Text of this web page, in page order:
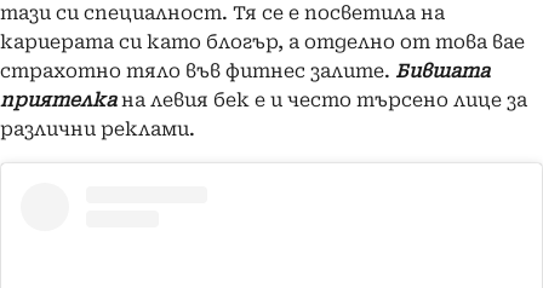
тази си специалност. Тя се е посветила на
кариерата си като блогър, а отделно от това вае
страхотно тяло във фитнес залите. Бившата
приятелкана левия бек е и често търсено лице за
различни реклами.